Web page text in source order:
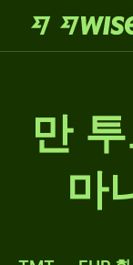
만
마